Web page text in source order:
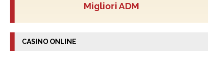
Migliori ADM
CASINO ONLINE